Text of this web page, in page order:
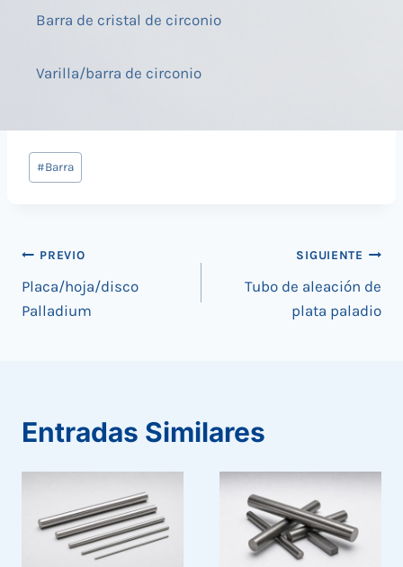
Barra de cristal de circonio
Varilla/barra de circonio
Tags
de
#Barra
Navegación
de
PREVIO
Placa/hoja/disco
Palladium
SIGUIENTE
Tubo de aleación de
plata paladio
Entradas Similares